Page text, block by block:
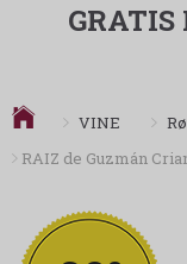
VINE
RAIZ de Guzmán